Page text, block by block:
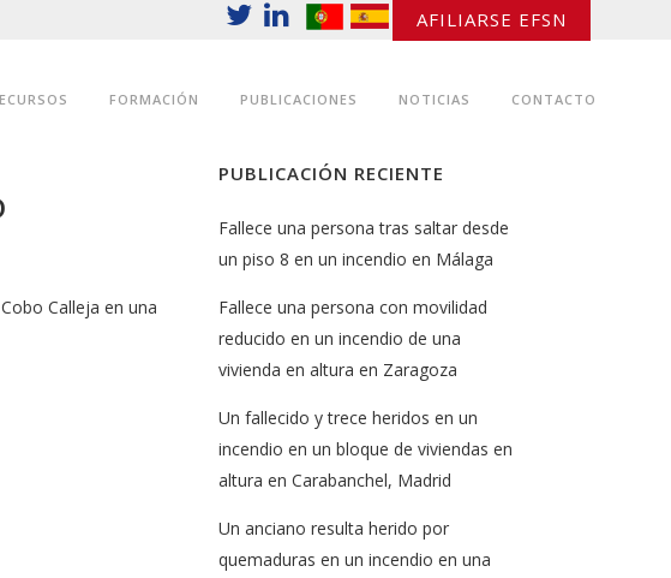
AFILIARSE EFSN
FORMACIÓN PUBLICACIONES NOTICIAS CONTACTO
Calleja en una
PUBLICACIÓN RECIENTE
Fallece una persona tras saltar desde
un piso 8 en un incendio en Málaga
Fallece una persona con movilidad
reducido en un incendio de una
vivienda en altura en Zaragoza
Un fallecido y trece heridos en un
incendio en un bloque de viviendas en
altura en Carabanchel, Madrid
Un anciano resulta herido por
quemaduras en un incendio en una